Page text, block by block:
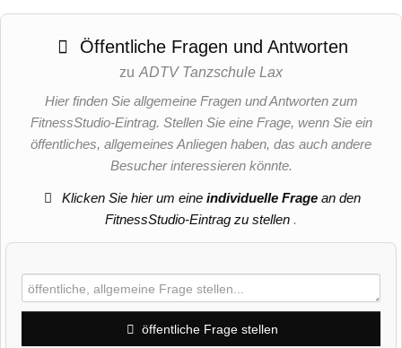
Öffentliche Fragen und Antworten
zu ADTV Tanzschule Lax
Hier finden Sie allgemeine Fragen und Antworten zum
FitnessStudio-Eintrag. Stellen Sie eine Frage, wenn Sie ein
öffentliches, allgemeines Anliegen haben, das auch andere
Besucher interessieren könnte.
Klicken Sie hier um eineindividuelle Frage an den
FitnessStudio-Eintrag zu stellen .
öffentliche Frage stellen